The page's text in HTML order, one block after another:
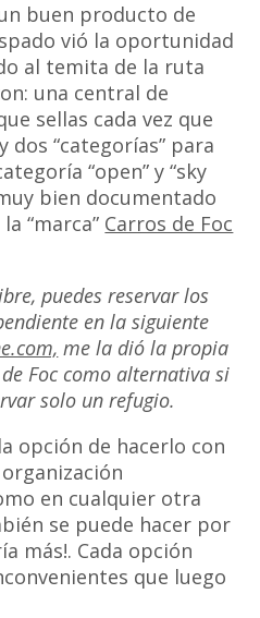
buen producto de
vió la oportunidad
al temita de la ruta
una central de
sellas cada vez que
“categorías” para
“open” y “sky
bien documentado
“marca” Carros de Foc
puedes reservar los
en la siguiente
me la dió la propia
Foc como alternativa si
solo un refugio.
opción de hacerlo con
en cualquier otra
se puede hacer por
más!. Cada opción
que luego